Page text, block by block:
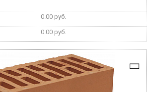
0.00 руб.
0.00 руб.